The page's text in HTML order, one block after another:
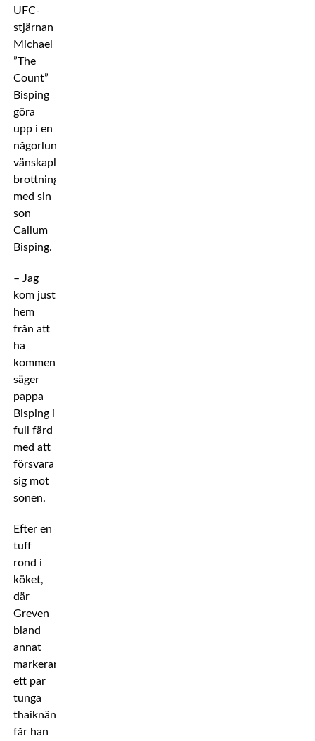
UFC-
stjärnan
Michael
”The
Count”
Bisping
göra
upp i en
någorlunda
vänskaplig
brottningsmatch
med sin
son
Callum
Bisping.
– Jag
kom just
hem
från att
ha
kommenterat,
säger
pappa
Bisping i
full färd
med att
försvara
sig mot
sonen.
Efter en
tuff
rond i
köket,
där
Greven
bland
annat
markerar
ett par
tunga
thaiknän,
får han